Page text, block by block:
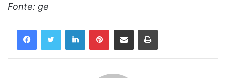
Fonte: ge
LinkedinPinterestCompartilhar via e-mail Imprimir